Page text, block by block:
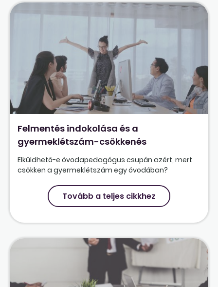
Felmentés indokolása és a
gyermeklétszám-csökkenés
Elküldhető-e óvodapedagógus csupán azért, mert
csökken a gyermeklétszám egy óvodában?
Tovább a teljes cikkhez